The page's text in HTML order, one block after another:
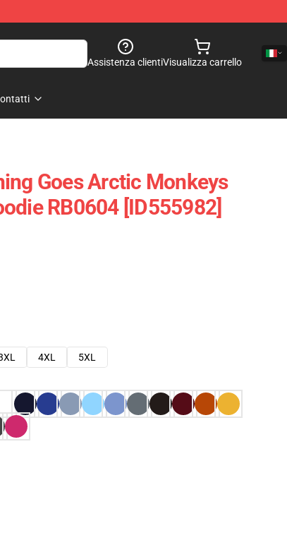
Assistenza clientiVisualizza carrello
Goes Arctic Monkeys
RB0604 [ID555982]
4XL
5XL